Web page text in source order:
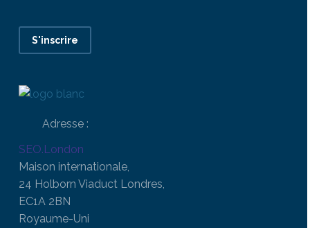
S'inscrire
Adresse :
SEO.London
Maison internationale,
24 Holborn Viaduct Londres,
EC1A 2BN
Royaume-Uni